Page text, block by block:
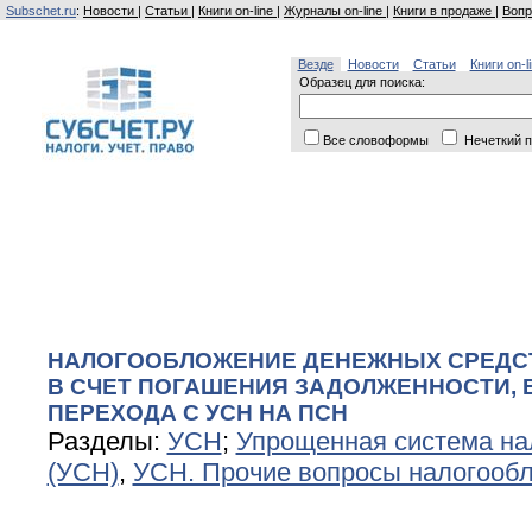
Subschet.ru: Новости | Статьи | Книги on-line | Журналы on-line | Книги в продаже |
Везде Новости Статьи
Книги on-
Образец для поиска:
Все словоформы Нечеткий
НАЛОГООБЛОЖЕНИЕ ДЕНЕЖНЫХ
В СЧЕТ ПОГАШЕНИЯ ЗАДОЛЖЕННОСТИ,
ПЕРЕХОДА С УСН НА ПСН
Разделы: УСН; Упрощенная система
(УСН), УСН. Прочие вопросы